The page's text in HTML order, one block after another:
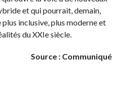
et qui pourrait, demain,
inclusive, plus moderne et
du XXIe siècle.
Source : Communiqué